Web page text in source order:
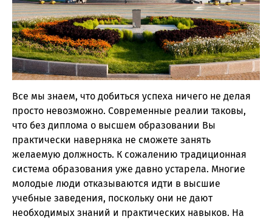
Все мы знаем, что добиться успеха ничего не делая
просто невозможно. Современные реалии таковы,
что без диплома о высшем образовании Вы
практически наверняка не сможете занять
желаемую должность. К сожалению традиционная
система образования уже давно устарела. Многие
молодые люди отказываются идти в высшие
учебные заведения, поскольку они не дают
необходимых знаний и практических навыков. На